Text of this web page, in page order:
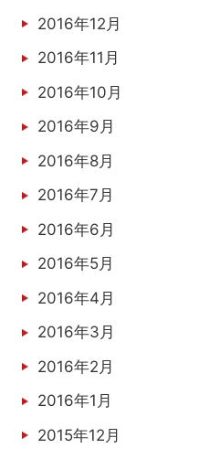
2016年12月
2016年11月
2016年10月
2016年9月
2016年8月
2016年7月
2016年6月
2016年5月
2016年4月
2016年3月
2016年2月
2016年1月
2015年12月